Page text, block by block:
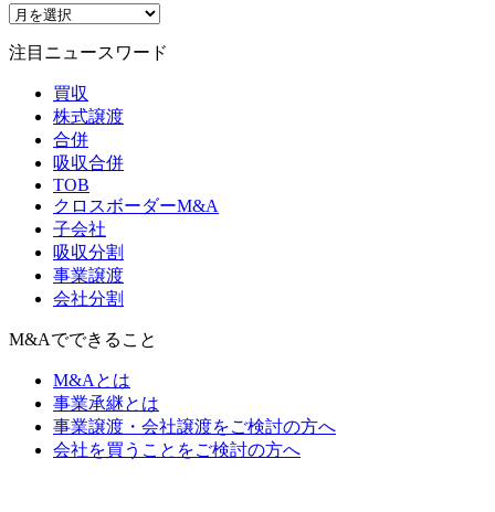
注目ニュースワード
買収
株式譲渡
合併
吸収合併
TOB
クロスボーダーM&A
子会社
吸収分割
事業譲渡
会社分割
M&Aでできること
M&Aとは
事業承継とは
事業譲渡・会社譲渡をご検討の方へ
会社を買うことをご検討の方へ